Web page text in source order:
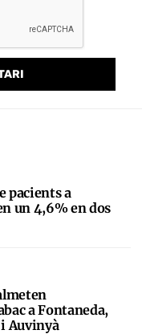
pacients a
un 4,6% en dos
a Fontaneda,
Auvinyà